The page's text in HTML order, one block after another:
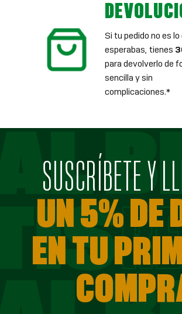
Si tu pedido no es lo
esperabas, tienes
para devolverlo de
sencilla y sin
complicaciones.*
SUSCRÍBETE Y
UN 5% DE
EN TU